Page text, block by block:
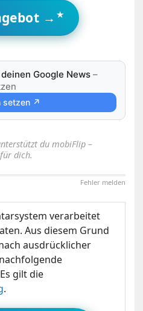
→
Google News –
setzen ↗
du mobiFlip –
dich.
Fehler melden
verarbeitet
Aus diesem Grund
ausdrücklicher
gilt die
.